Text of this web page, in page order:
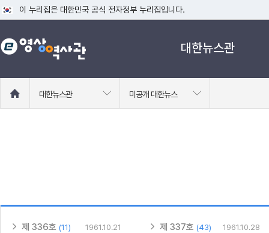
이 누리집은 대한민국 공식 전자정부 누리집입니다.
공식 누리집 주소 확인하기
go.kr 주소를 사용하는 누리집은 대한민국 정부기관이 관리하는 누리집입니
대한뉴스관
로
대한뉴스관 미공개 대한뉴스
제 336호 (11) 1961.10.21 제 337호 (43) 1961.10.28